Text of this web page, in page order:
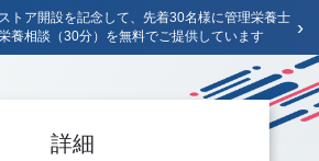
トア開設を記念して、先着30名様に管理栄養士
養相談（30分）を無料でご提供しています
›
詳細